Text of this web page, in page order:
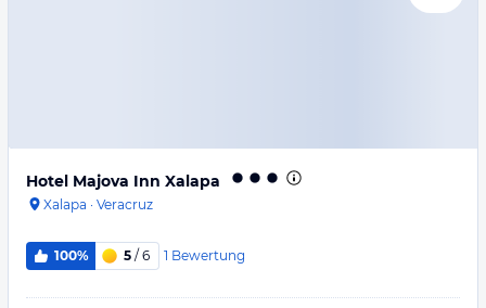
Hotel Majova Inn Xalapa
Xalapa · Veracruz
100% 5 / 6 1 Bewertung